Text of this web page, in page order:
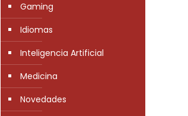
Gaming
Idiomas
Inteligencia Artificial
Medicina
Novedades